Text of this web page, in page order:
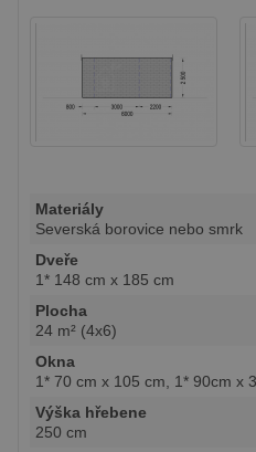
Materiály
Severská borovice nebo smrk
Dveře
1* 148 cm x 185 cm
Plocha
24 m² (4x6)
Okna
1* 70 cm x 105 cm, 1* 90cm x
Výška hřebene
250 cm